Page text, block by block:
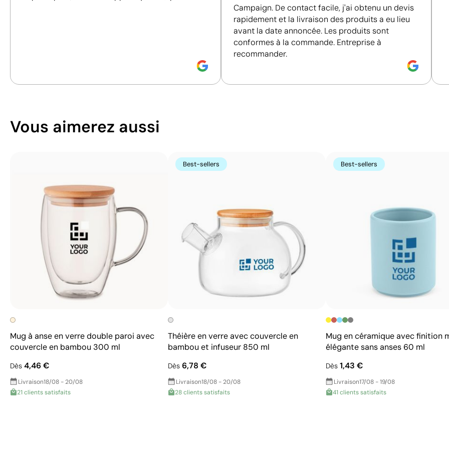
Position:
gaucher
Position:opposé à la poignée
Position: droitier
Size: 60x45 mm
Tampographie:maximum 4
couleurs
Impression de petits détails sur des surfaces
Possibilité d’impression avec couleurs Pantone®
Bonne définition des textes et logos
Prix compétitifs pour les grandes quantités
responsables.
Campaign. De contact facile, j'ai obtenu un devis
rapidement et la livraison des produits a eu lieu
avant la date annoncée. Les produits sont
conformes à la commande. Entreprise à
recommander.
Vous aimerez aussi
Mug à anse en verre double paroi avec
couvercle en bambou 300 ml
Dès 4,46 €
Livraison18/08 - 20/08
21 clients satisfaits
Best-sellers
Théière en verre avec couvercle en
bambou et infuseur 850 ml
Dès6,78 €
Livraison18/08 - 20/08
28 clients satisfaits
Best-sellers
Mug en céramique avec finition
élégante sans anses 60 ml
Dès1,43 €
Livraison17/08 - 19/08
41 clients satisfaits